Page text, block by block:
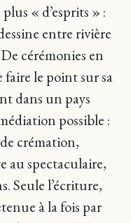
« d’esprits » :
entre rivière
cérémonies en
le point sur sa
dans un pays
possible :
crémation,
au spectaculaire,
Seule l’écriture,
à la fois par